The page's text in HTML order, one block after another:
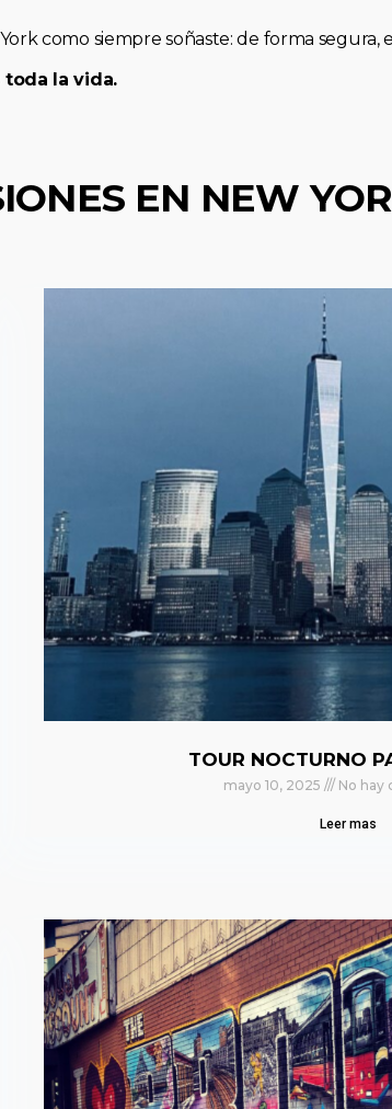
como siempre soñaste: de forma segura,
toda la vida.
EN NEW
TOUR NOCTURNO
mayo 10, 2025 No hay
Leer mas